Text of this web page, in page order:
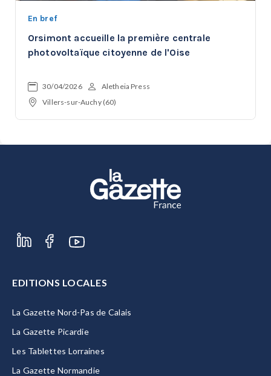
En bref
Orsimont accueille la première centrale
photovoltaïque citoyenne de l'Oise
30/04/2026
Aletheia Press
Villers-sur-Auchy (60)
EDITIONS LOCALES
La Gazette Nord-Pas de Calais
La Gazette Picardie
Les Tablettes Lorraines
La Gazette Normandie